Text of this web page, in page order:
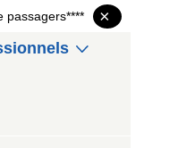
passagers**** ×